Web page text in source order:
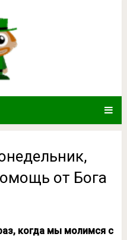
понедельник,
от Бога
когда мы молимся с